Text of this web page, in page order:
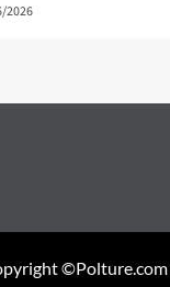
2026
©Polture.com